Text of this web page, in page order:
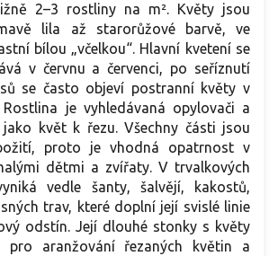
2–3 rostliny na m². Květy jsou
lila až starorůžové barvě, ve
bílou „včelkou“. Hlavní kvetení se
v červnu a červenci, po seříznutí
se často objeví postranní květy v
je vyhledávaná opylovači a
květ k řezu. Všechny části jsou
proto je vhodná opatrnost v
dětmi a zvířaty. V trvalkových
vedle šanty, šalvějí, kakostů,
trav, které doplní její svislé linie
odstín. Její dlouhé stonky s květy
pro aranžování řezaných květin a